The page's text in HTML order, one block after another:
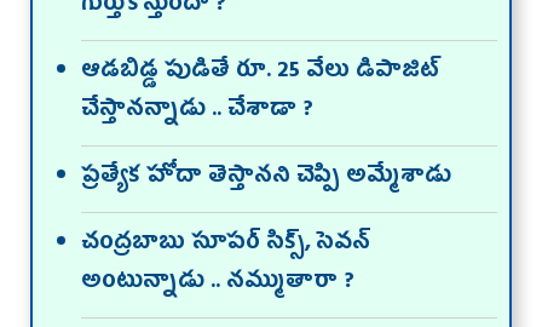
ఆడబిడ్డ పుడితే రూ. 25 వేలు డిపాజిట్
చేస్తానన్నాడు .. చేశాడా ?
ప్రత్యేక హోదా తెస్తానని చెప్పి అమ్మేశాడు
చంద్రబాబు సూపర్ సిక్స్, సెవన్
అంటున్నాడు .. నమ్ముతారా ?